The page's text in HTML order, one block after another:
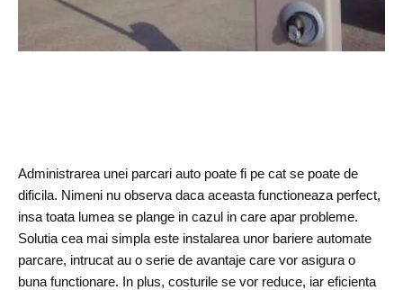
Administrarea unei parcari auto poate fi pe cat se poate de
dificila. Nimeni nu observa daca aceasta functioneaza perfect,
insa toata lumea se plange in cazul in care apar probleme.
Solutia cea mai simpla este instalarea unor bariere automate
parcare, intrucat au o serie de avantaje care vor asigura o
buna functionare. In plus, costurile se vor reduce, iar eficienta